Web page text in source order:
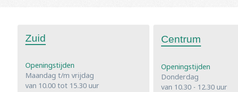
Zuid
Openingstijden
Maandag t/m vrijdag
van 10.00 tot 15.30 uur
Centrum
Openingstijden
Donderdag
van 10.30 - 12.30 uur